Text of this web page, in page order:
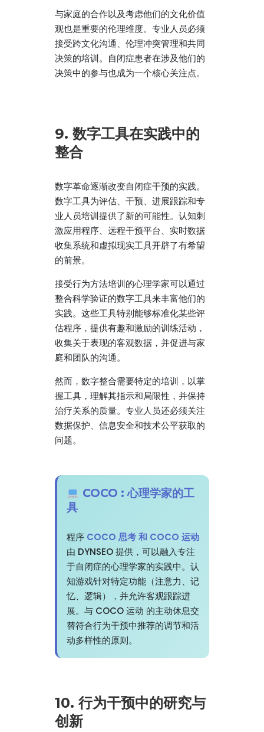
与家庭的合作以及考虑他们的文化价值
观也是重要的伦理维度。专业人员必须
接受跨文化沟通、伦理冲突管理和共同
决策的培训。自闭症患者在涉及他们的
决策中的参与也成为一个核心关注点。
9. 数字工具在实践中的
整合
数字革命逐渐改变自闭症干预的实践。
数字工具为评估、干预、进展跟踪和专
业人员培训提供了新的可能性。认知刺
激应用程序、远程干预平台、实时数据
收集系统和虚拟现实工具开辟了有希望
的前景。
接受行为方法培训的心理学家可以通过
整合科学验证的数字工具来丰富他们的
实践。这些工具特别能够标准化某些评
估程序，提供有趣和激励的训练活动，
收集关于表现的客观数据，并促进与家
庭和团队的沟通。
然而，数字整合需要特定的培训，以掌
握工具，理解其指示和局限性，并保持
治疗关系的质量。专业人员还必须关注
数据保护、信息安全和技术公平获取的
问题。
COCO : 心理学家的工
具
程序 COCO 思考 和 COCO 运动
由 DYNSEO 提供，可以融入专注
于自闭症的心理学家的实践中。认
知游戏针对特定功能（注意力、记
忆、逻辑），并允许客观跟踪进
展。与 COCO 运动 的主动休息交
替符合行为干预中推荐的调节和活
动多样性的原则。
10. 行为干预中的研究与
创新